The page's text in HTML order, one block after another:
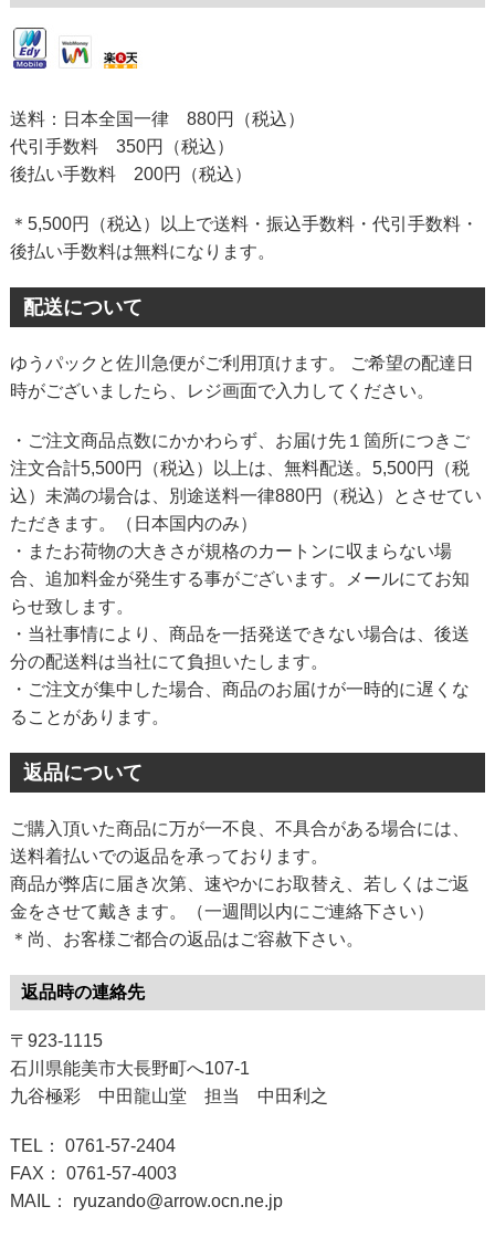
送料：日本全国一律 880円（税込）
代引手数料 350円（税込）
後払い手数料 200円（税込）
＊5,500円（税込）以上で送料・振込手数料・代引手数料・
後払い手数料は無料になります。
配送について
ゆうパックと佐川急便がご利用頂けます。 ご希望の配達日
時がございましたら、レジ画面で入力してください。
・ご注文商品点数にかかわらず、お届け先１箇所につきご
注文合計5,500円（税込）以上は、無料配送。5,500円（税
込）未満の場合は、別途送料一律880円（税込）とさせてい
ただきます。（日本国内のみ）
・またお荷物の大きさが規格のカートンに収まらない場
合、追加料金が発生する事がございます。メールにてお知
らせ致します。
・当社事情により、商品を一括発送できない場合は、後送
分の配送料は当社にて負担いたします。
・ご注文が集中した場合、商品のお届けが一時的に遅くな
ることがあります。
返品について
ご購入頂いた商品に万が一不良、不具合がある場合には、
送料着払いでの返品を承っております。
商品が弊店に届き次第、速やかにお取替え、若しくはご返
金をさせて戴きます。（一週間以内にご連絡下さい）
＊尚、お客様ご都合の返品はご容赦下さい。
返品時の連絡先
〒923-1115
石川県能美市大長野町へ107-1
九谷極彩 中田龍山堂 担当 中田利之
TEL： 0761-57-2404
FAX： 0761-57-4003
MAIL： ryuzando@arrow.ocn.ne.jp